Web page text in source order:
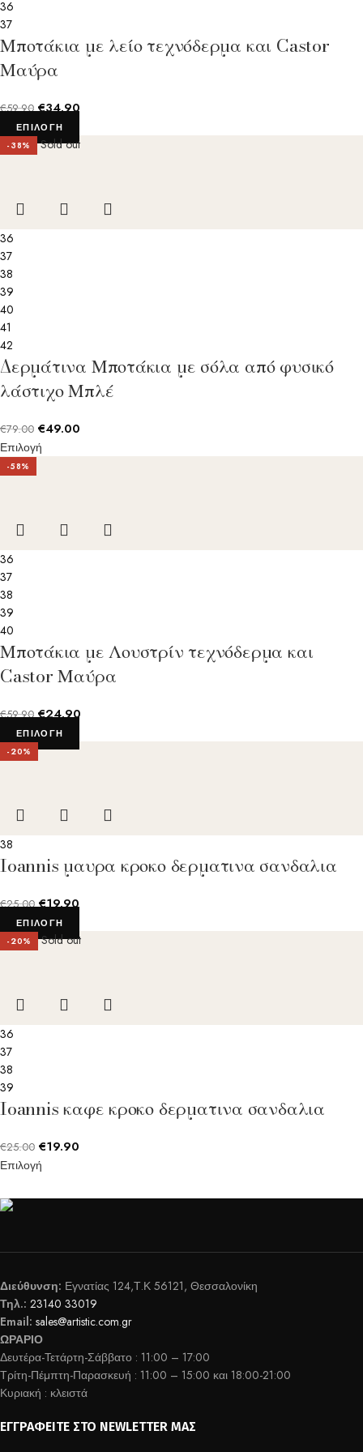
36
37
Μποτάκια με λείο τεχνόδερμα και Castor
Μαύρα
€59.90 €34.90
ΕΠΙΛΟΓΉ
-38% Sold out
36
37
38
39
40
41
42
Δερμάτινα Μποτάκια με σόλα από φυσικό
λάστιχο Μπλέ
€79.00 €49.00
Επιλογή
-58%
36
37
38
39
40
Μποτάκια με Λουστρίν τεχνόδερμα και
Castor Μαύρα
€59.90 €24.90
ΕΠΙΛΟΓΉ
-20%
38
Ioannis μαυρα κροκο δερματινα σανδαλια
€25.00 €19.90
ΕΠΙΛΟΓΉ
-20% Sold out
36
37
38
39
Ioannis καφε κροκο δερματινα σανδαλια
€25.00 €19.90
Επιλογή
Διεύθυνση: Εγνατίας 124,Τ.Κ 56121, Θεσσαλονίκη
Τηλ.: 23140 33019
Email: sales@artistic.com.gr
ΩΡΑΡΙΟ
Δευτέρα-Τετάρτη-Σάββατο : 11:00 – 17:00
Τρίτη-Πέμπτη-Παρασκευή : 11:00 – 15:00 και 18:00-21:00
Κυριακή : κλειστά
ΕΓΓΡΑΦΕΊΤΕ ΣΤΟ NEWLETTER ΜΑΣ